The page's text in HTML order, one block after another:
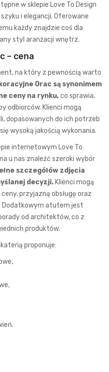
w sklepie Love To Design
i elegancji. Oferowane
każdy znajdzie coś dla
styl aranżacji wnętrz.
– cena
na który z pewnością warto
Orac są synonimem
ceny na rynku,co sprawia,
odbiorców. Klienci mogą
dopasowanych do ich potrzeb
wysoką jakością wykonania.
internetowym Love To
u nas znaleźć szeroki wybór
szczegółów zdjęcia
decyzji.Klienci mogą
przyjazną obsługę oraz
Dodatkowym atutem jest
od architektów, co z
produktów.
proponuje:
,
,